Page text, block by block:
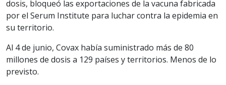
dosis, bloqueó las exportaciones de la vacuna fabricada
por el Serum Institute para luchar contra la epidemia en
su territorio.
Al 4 de junio, Covax había suministrado más de 80
millones de dosis a 129 países y territorios. Menos de lo
previsto.